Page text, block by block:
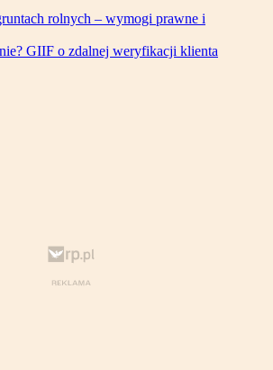
rolnych – wymogi prawne i
GIIF o zdalnej weryfikacji klienta